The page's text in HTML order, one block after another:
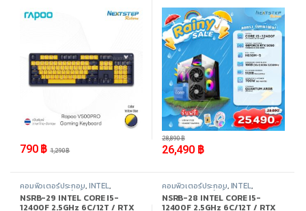
-39%
790 ฿ 1,290฿
M.2 512GB
- 8%
26,490 ฿
28,890฿
คอมพิวเตอร์ประกอบ,INTEL,
Promotion ,สินค้าทั้งหมด
NSRB-29 INTEL CORE I5-
12400F 2.5GHz 6C/12T / RTX
คอมพิวเตอร์ประกอบ,INTEL,
Promotion ,สินค้าทั้งหมด
NSRB-28 INTEL CORE I5-
12400F 2.5GHz 6C/12T / RTX